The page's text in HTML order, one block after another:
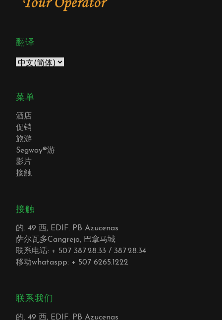
翻译
菜单
酒店
促销
旅游
Segway®游
影片
接触
接触
的. 49 西, EDIF. PB Azucenas
萨尔瓦多Cangrejo, 巴拿马城
联系电话: + 507 387.28.33 / 387.28.34
移动whataspp: + 507 6265.1222
联系我们
的. 49 西, EDIF. PB Azucenas